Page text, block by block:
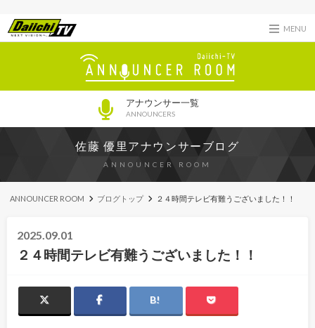
MENU
アナウンサー一覧
ANNOUNCERS
佐藤 優里アナウンサーブログ
ANNOUNCER ROOM
ANNOUNCER ROOM ブログトップ ２４時間テレビ有難うございました！！
2025.09.01
２４時間テレビ有難うございました！！